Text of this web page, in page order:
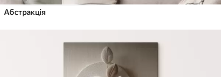
✓Яскраві, насичені кольори
Поверхня з текстурою полотна
Абстракція